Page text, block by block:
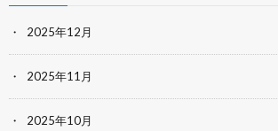
2025年12月
2025年11月
2025年10月